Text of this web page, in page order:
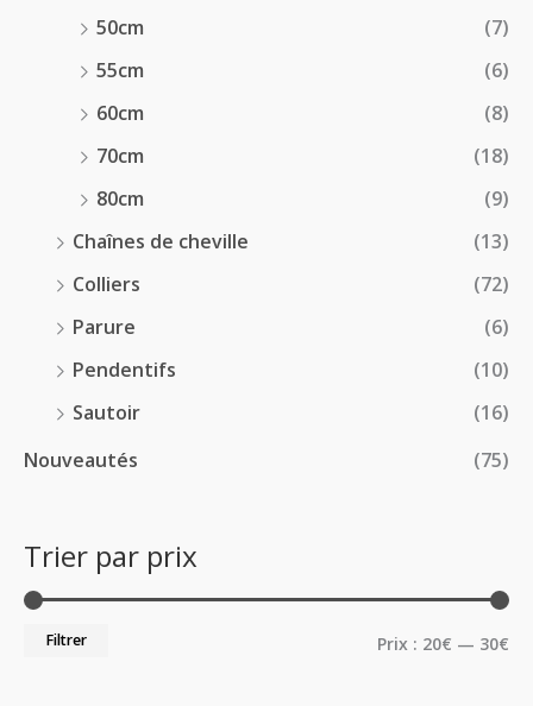
50cm
(7)
55cm
(6)
60cm
(8)
70cm
(18)
80cm
(9)
Chaînes de cheville
(13)
Colliers
(72)
Parure
(6)
Pendentifs
(10)
Sautoir
(16)
Nouveautés
(75)
Trier par prix
Filtrer Prix : 20€ — 30€